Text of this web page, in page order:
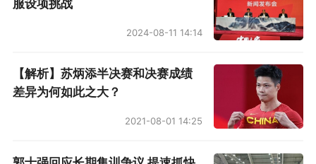
服设项挑战
2024-08-11 14:14
【解析】苏炳添半决赛和决赛成绩
差异为何如此之大？
2021-08-01 14:25